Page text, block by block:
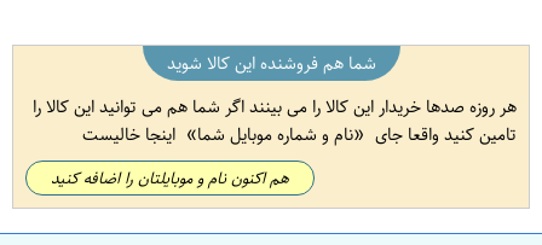
شما هم فروشنده این کالا شوید
هر روزه صدها خریدار این کالا را می بینند اگر شما هم می توانید این کالا را
تامین کنید واقعا جای
نام و شماره موبایل شما اینجا خالیست
هم اکنون نام و موبایلتان را اضافه کنید